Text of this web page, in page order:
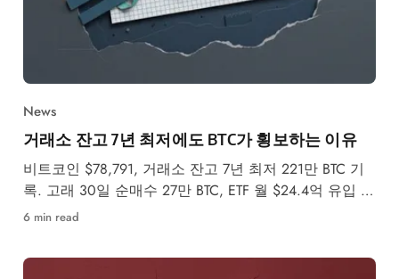
News
거래소 잔고 7년 최저에도 BTC가 횡보하는 이유
비트코인 $78,791, 거래소 잔고 7년 최저 221만 BTC 기
록. 고래 30일 순매수 27만 BTC, ETF 월 $24.4억 유입 속
5월 강세·약세 시나리오를 분석합니다.
6 min read